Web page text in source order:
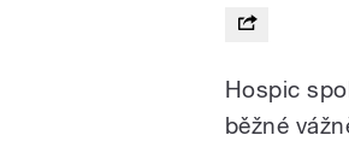
Hospic
běžné